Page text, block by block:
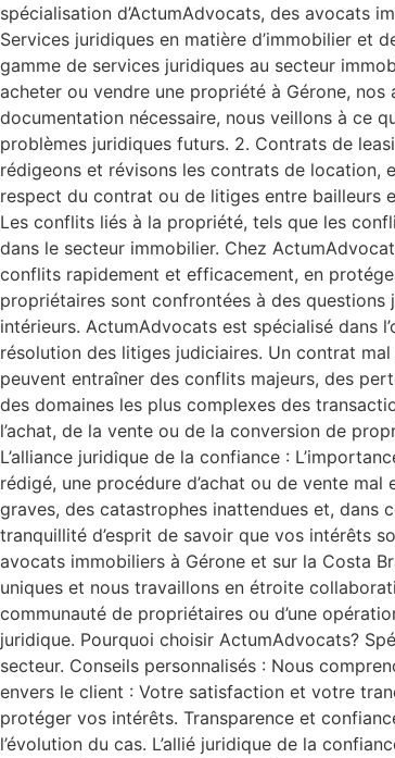
spécialisation d’ActumAdvocats, des avocats
Services juridiques en matière d’immobilier et
gamme de services juridiques au secteur
acheter ou vendre une propriété à Gérone,
documentation nécessaire, nous veillons à ce
problèmes juridiques futurs. 2. Contrats de
rédigeons et révisons les contrats de location,
respect du contrat ou de litiges entre bailleurs
Les conflits liés à la propriété, tels que les
dans le secteur immobilier. Chez
conflits rapidement et efficacement, en
propriétaires sont confrontées à des
intérieurs. ActumAdvocats est spécialisé dans
résolution des litiges judiciaires. Un contrat
peuvent entraîner des conflits majeurs, des
des domaines les plus complexes des
l’achat, de la vente ou de la conversion de
L’alliance juridique de la confiance :
rédigé, une procédure d’achat ou de vente
graves, des catastrophes inattendues et, dans
tranquillité d’esprit de savoir que vos intérêts
avocats immobiliers à Gérone et sur la Costa
uniques et nous travaillons en étroite
communauté de propriétaires ou d’une
juridique. Pourquoi choisir ActumAdvocats?
secteur. Conseils personnalisés : Nous
envers le client : Votre satisfaction et votre
protéger vos intérêts. Transparence et
l’évolution du cas. L’allié juridique de la